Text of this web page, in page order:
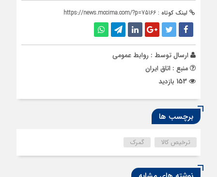
لینک کوتاه : https://news.mccima.com/?p=75166
ارسال توسط : روابط عمومی
منبع : اتاق ایران
برچسب ها
ترخیص کالا گمرک